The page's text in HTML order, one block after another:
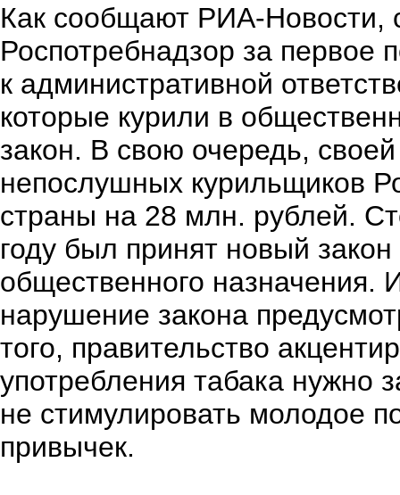
Как сообщают РИА-Новости,
Роспотребнадзор за первое
к административной
которые курили в
закон. В свою очередь,
непослушных курильщиков
страны на 28 млн. рублей.
году был принят новый
общественного назначения.
нарушение закона
того, правительство
употребления табака нужно
не стимулировать молодое
привычек.